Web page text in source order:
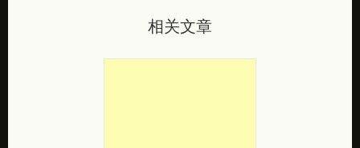
相关文章